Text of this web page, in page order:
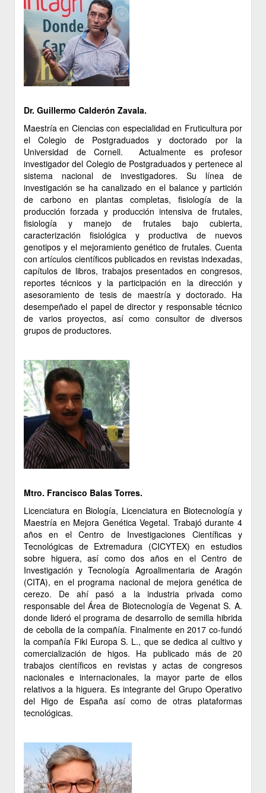
Dr. Guillermo Calderón Zavala.
Maestría en Ciencias con especialidad en Fruticultura por
el Colegio de Postgraduados y doctorado por la
Universidad de Cornell. Actualmente es profesor
investigador del Colegio de Postgraduados y pertenece al
sistema nacional de investigadores. Su línea de
investigación se ha canalizado en el balance y partición
de carbono en plantas completas, fisiología de la
producción forzada y producción intensiva de frutales,
fisiología y manejo de frutales bajo cubierta,
caracterización fisiológica y productiva de nuevos
genotipos y el mejoramiento genético de frutales. Cuenta
con artículos científicos publicados en revistas indexadas,
capítulos de libros, trabajos presentados en congresos,
reportes técnicos y la participación en la dirección y
asesoramiento de tesis de maestría y doctorado. Ha
desempeñado el papel de director y responsable técnico
de varios proyectos, así como consultor de diversos
grupos de productores.
Mtro. Francisco Balas Torres.
Licenciatura en Biología, Licenciatura en Biotecnología y
Maestría en Mejora Genética Vegetal. Trabajó durante 4
años en el Centro de Investigaciones Científicas y
Tecnológicas de Extremadura (CICYTEX) en estudios
sobre higuera, así como dos años en el Centro de
Investigación y Tecnología Agroalimentaria de Aragón
(CITA), en el programa nacional de mejora genética de
cerezo. De ahí pasó a la industria privada como
responsable del Área de Biotecnología de Vegenat S. A.
donde lideró el programa de desarrollo de semilla hibrida
de cebolla de la compañía. Finalmente en 2017 co-fundó
la compañía Fiki Europa S. L., que se dedica al cultivo y
comercialización de higos. Ha publicado más de 20
trabajos científicos en revistas y actas de congresos
nacionales e internacionales, la mayor parte de ellos
relativos a la higuera. Es integrante del Grupo Operativo
del Higo de España así como de otras plataformas
tecnológicas.